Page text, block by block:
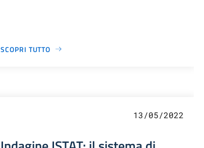
SCOPRI TUTTO
13/05/2022